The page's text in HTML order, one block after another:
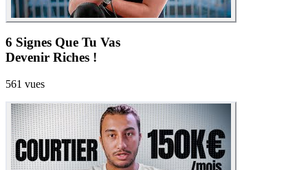
6 Signes Que Tu Vas
Devenir Riches !
561 vues